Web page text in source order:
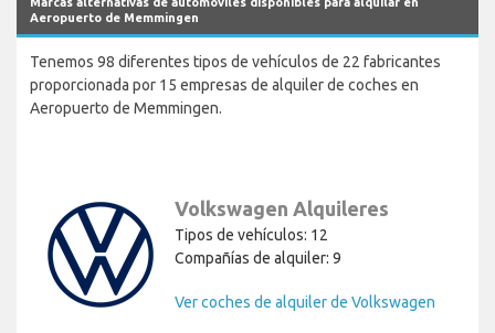
Aeropuerto de Memmingen
Tenemos 98 diferentes tipos de vehículos de 22 fabricantes
proporcionada por 15 empresas de alquiler de coches en
Aeropuerto de Memmingen.
Volkswagen Alquileres
Tipos de vehículos: 12
Compañías de alquiler: 9
Ver coches de alquiler de Volkswagen